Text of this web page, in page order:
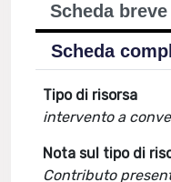
Scheda breve
Scheda
Tipo di risorsa
intervento a
Nota sul tipo di
Contributo